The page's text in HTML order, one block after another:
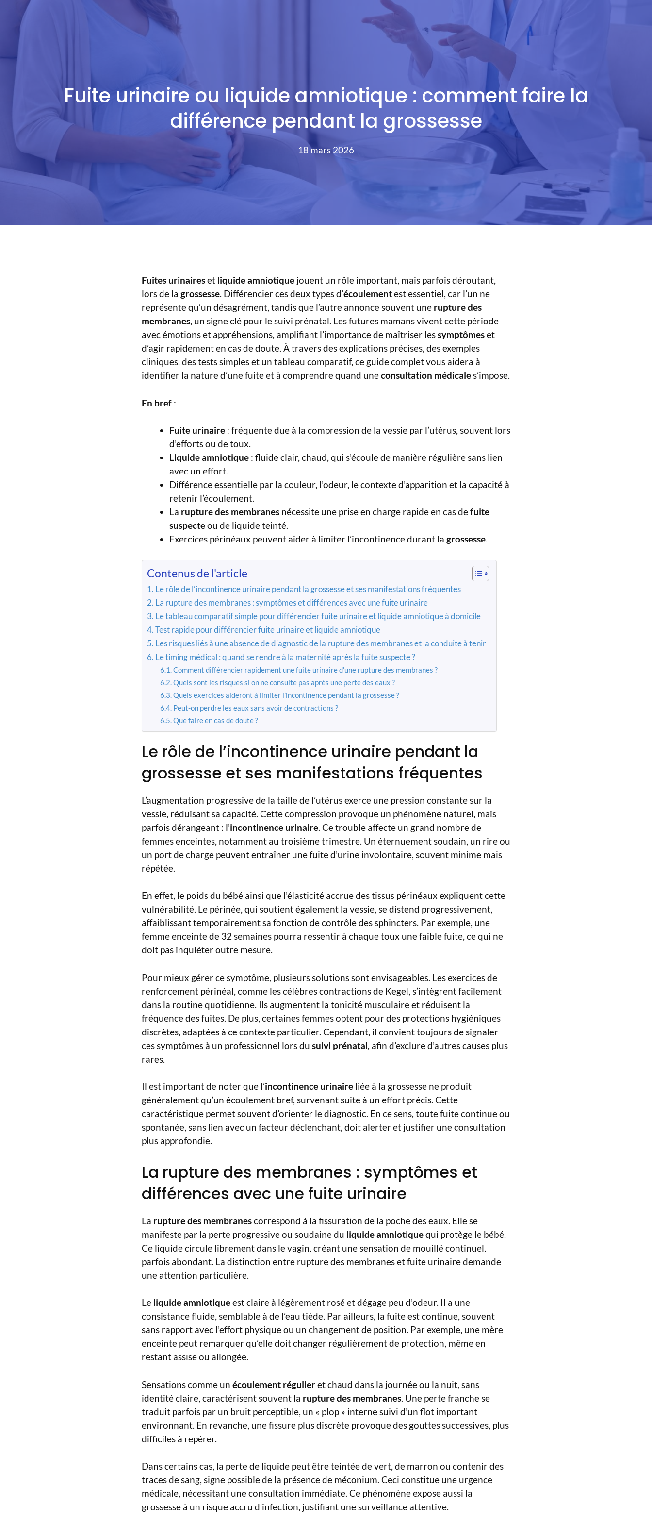
Fuite urinaire ou liquide amniotique : comment faire la
différence pendant la grossesse
18 mars 2026
Fuites urinaireset liquide amniotique jouent un rôle important, mais parfois déroutant,
lors de la grossesse. Différencier ces deux types d’écoulementest essentiel, car l’un ne
représente qu’un désagrément, tandis que l’autre annonce souvent une rupture des
membranes, un signe clé pour le suivi prénatal. Les futures mamans vivent cette période
avec émotions et appréhensions, amplifiant l’importance de maîtriser lessymptômeset
d’agir rapidement en cas de doute. À travers des explications précises, des exemples
cliniques, des tests simples et un tableau comparatif, ce guide complet vous aidera à
identifier la nature d’une fuite et à comprendre quand uneconsultation médicales’impose.
En bref :
Fuite urinaire : fréquente due à la compression de la vessie par l’utérus, souvent lors
d’efforts ou de toux.
Liquide amniotique : fluide clair, chaud, qui s’écoule de manière régulière sans lien
avec un effort.
Différence essentielle par la couleur, l’odeur, le contexte d’apparition et la capacité à
retenir l’écoulement.
La rupture des membranes nécessite une prise en charge rapide en cas defuite
suspecteou de liquide teinté.
Exercices périnéaux peuvent aider à limiter l’incontinence durant la grossesse.
Contenus de l'article
Le rôle de l’incontinence urinaire pendant la grossesse et ses manifestations fréquentes
La rupture des membranes : symptômes et différences avec une fuite urinaire
Le tableau comparatif simple pour différencier fuite urinaire et liquide amniotique à domicile
Test rapide pour différencier fuite urinaire et liquide amniotique
Les risques liés à une absence de diagnostic de la rupture des membranes et la conduite à tenir
Le timing médical : quand se rendre à la maternité après la fuite suspecte ?
Comment différencier rapidement une fuite urinaire d’une rupture des membranes ?
Quels sont les risques si on ne consulte pas après une perte des eaux ?
Quels exercices aideront à limiter l’incontinence pendant la grossesse ?
Peut-on perdre les eaux sans avoir de contractions ?
Que faire en cas de doute ?
Le rôle de l’incontinence urinaire pendant la
grossesse et ses manifestations fréquentes
L’augmentation progressive de la taille de l’utérus exerce une pression constante sur la
vessie, réduisant sa capacité. Cette compression provoque un phénomène naturel, mais
parfois dérangeant : l’incontinence urinaire. Ce trouble affecte un grand nombre de
femmes enceintes, notamment au troisième trimestre. Un éternuement soudain, un rire ou
un port de charge peuvent entraîner une fuite d’urine involontaire, souvent minime mais
répétée.
En effet, le poids du bébé ainsi que l’élasticité accrue des tissus périnéaux expliquent cette
vulnérabilité. Le périnée, qui soutient également la vessie, se distend progressivement,
affaiblissant temporairement sa fonction de contrôle des sphincters. Par exemple, une
femme enceinte de 32 semaines pourra ressentir à chaque toux une faible fuite, ce qui ne
doit pas inquiéter outre mesure.
Pour mieux gérer ce symptôme, plusieurs solutions sont envisageables. Les exercices de
renforcement périnéal, comme les célèbres contractions de Kegel, s’intègrent facilement
dans la routine quotidienne. Ils augmentent la tonicité musculaire et réduisent la
fréquence des fuites. De plus, certaines femmes optent pour des protections hygiéniques
discrètes, adaptées à ce contexte particulier. Cependant, il convient toujours de signaler
ces symptômes à un professionnel lors du suivi prénatal, afin d’exclure d’autres causes plus
rares.
Il est important de noter que l’incontinence urinaire liée à la grossesse ne produit
généralement qu’un écoulement bref, survenant suite à un effort précis. Cette
caractéristique permet souvent d’orienter le diagnostic. En ce sens, toute fuite continue ou
spontanée, sans lien avec un facteur déclenchant, doit alerter et justifier une consultation
plus approfondie.
La rupture des membranes : symptômes et
différences avec une fuite urinaire
La rupture des membranescorrespond à la fissuration de la poche des eaux. Elle se
manifeste par la perte progressive ou soudaine du liquide amniotiquequi protège le bébé.
Ce liquide circule librement dans le vagin, créant une sensation de mouillé continuel,
parfois abondant. La distinction entre rupture des membranes et fuite urinaire demande
une attention particulière.
Le liquide amniotiqueest claire à légèrement rosé et dégage peu d’odeur. Il a une
consistance fluide, semblable à de l’eau tiède. Par ailleurs, la fuite est continue, souvent
sans rapport avec l’effort physique ou un changement de position. Par exemple, une mère
enceinte peut remarquer qu’elle doit changer régulièrement de protection, même en
restant assise ou allongée.
Sensations comme un écoulement régulieret chaud dans la journée ou la nuit, sans
identité claire, caractérisent souvent la rupture des membranes. Une perte franche se
traduit parfois par un bruit perceptible, un « plop » interne suivi d’un flot important
environnant. En revanche, une fissure plus discrète provoque des gouttes successives, plus
difficiles à repérer.
Dans certains cas, la perte de liquide peut être teintée de vert, de marron ou contenir des
traces de sang, signe possible de la présence de méconium. Ceci constitue une urgence
médicale, nécessitant une consultation immédiate. Ce phénomène expose aussi la
grossesse à un risque accru d’infection, justifiant une surveillance attentive.